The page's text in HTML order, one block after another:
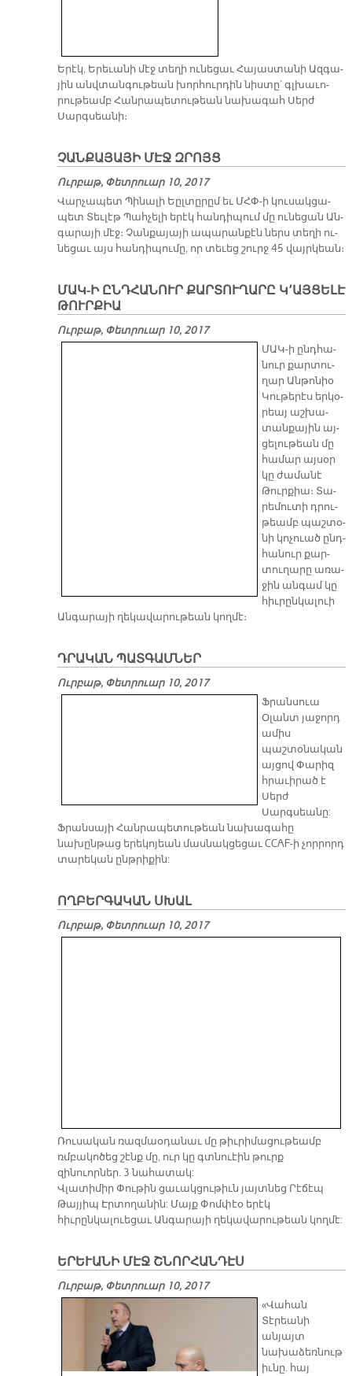
Ե­րէկ, Ե­րե­ւա­նի մէջ տե­ղի ու­նե­ցաւ Հա­յաս­տա­նի Ազ­գա­
յին անվ­տան­գու­թեան խոր­հուր­դին նիս­տը՝ գլխա­ւո­
րու­թեամբ Հան­րա­պե­տու­թեան նա­խա­գահ Սերժ
Սարգ­սեա­նի։
ՉԱՆՔԱՅԱՅԻ ՄԷՋ ԶՐՈՅՑ
Ուրբաթ, Փետրուար 10, 2017
Վար­չա­պետ Պի­նա­լի Եըլ­տը­րըմ եւ ՄՀՓ­-ի կու­սակ­ցա­
պետ Տեւ­լէթ Պահ­չե­լի ե­րէկ հան­դի­պում մը ու­նե­ցան Ան­
գա­րա­յի մէջ։ Չան­քա­յա­յի ա­պա­րան­քէն ներս տե­ղի ու­
նե­ցաւ այս հան­դի­պու­մը, որ տե­ւեց շուրջ 45 վայր­կեան։
ՄԱԿ-Ի ԸՆԴՀԱՆՈՒՐ ՔԱՐՏՈՒՂԱՐԸ Կ՚ԱՅՑԵԼԷ
ԹՈՒՐՔԻԱ
Ուրբաթ, Փետրուար 10, 2017
ՄԱԿ-ի ընդ­հա­
նուր քար­տու­
ղար Ան­թո­նիօ
Կու­թե­րէս եր­կօ­
րեայ աշ­խա­
տան­քա­յին այ­
ցե­լու­թեան մը
հա­մար այ­սօր
կը ժա­մա­նէ
Թուր­քիա։ Տա­
րե­մու­տի դրու­
թեամբ պաշ­տօ­
նի կո­չուած ընդ­
հա­նուր քար­
տու­ղա­րը ա­ռա­
ջին ան­գամ կը
հիւ­րըն­կա­լուի
Ան­գա­րա­յի ղե­կա­վա­րու­թեան կող­մէ։
ԴՐԱԿԱՆ ՊԱՏԳԱՄՆԵՐ
Ուրբաթ, Փետրուար 10, 2017
Ֆրանսուա
Օլանտ յաջորդ
ամիս
պաշտօնական
այցով Փարիզ
հրաւիրած է
Սերժ
Սարգսեանը:
Ֆրանսայի Հանրապետութեան նախագահը
նախընթաց երեկոյեան մասնակցեցաւ CCAF-ի չորրորդ
տարեկան ընթրիքին:
ՈՂԲԵՐԳԱԿԱՆ ՍԽԱԼ
Ուրբաթ, Փետրուար 10, 2017
Ռուսական ռազմաօդանաւ մը թիւրիմացութեամբ
ռմբակոծեց շէնք մը, ուր կը գտնուէին թուրք
զինուորներ. 3 նահատակ:
Վլատիմիր Փութին ցաւակցութիւն յայտնեց Րէճէպ
Թայյիպ Էրտողանին: Մայք Փոմփէօ երէկ
հիւրընկալուեցաւ Անգարայի ղեկավարութեան կողմէ:
ԵՐԵՒԱՆԻ ՄԷՋ ՇՆՈՐՀԱՆԴԷՍ
Ուրբաթ, Փետրուար 10, 2017
«Վահան
Տէրեանի
անյայտ
նախաձեռնութ
իւնը. հայ